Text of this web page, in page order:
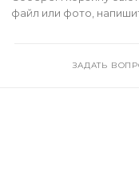
файл или фото,
ЗАДАТЬ